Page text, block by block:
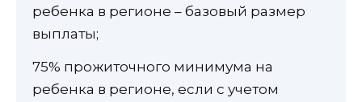
ребенка в регионе – базовый размер
выплаты;
75% прожиточного минимума на
ребенка в регионе, если с учетом